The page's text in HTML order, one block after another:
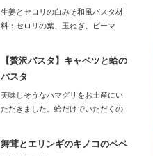
生姜とセロリの白みそ和風パスタ材
料：セロリの葉、玉ねぎ、ピーマ
【贅沢パスタ】キャベツと蛤の
パスタ
美味しそうなハマグリをお土産にい
ただきました。蛤だけでいただくの
舞茸とエリンギのキノコのペペ